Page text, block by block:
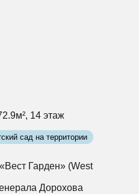
14 этаж
сад на территории
Гарден» (West
Дорохова